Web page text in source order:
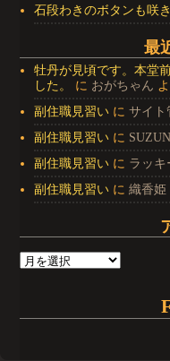
石段わきのボタンも咲
最
牡丹が見頃です。本堂
した。
に おがちゃん
副住職見習い にサイト
副住職見習い に
副住職見習い に ラッキ
副住職見習い に織香姫